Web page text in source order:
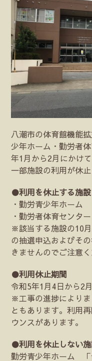
八潮市の体育館機能
少年ホーム・勤労者
年1月から2月にかけ
一部施設の利用が休止
●利用を休止する施設
・勤労青少年ホーム
・勤労者体育センタ
※該当する施設の10
の抽選申込およびそ
きませんのでご注意く
●利用休止期間
令和5年1月4日から2
※工事の進捗により
ともあります。利用
ウンスがあります。
●利用を休止しない
勤労青少年ホーム 「